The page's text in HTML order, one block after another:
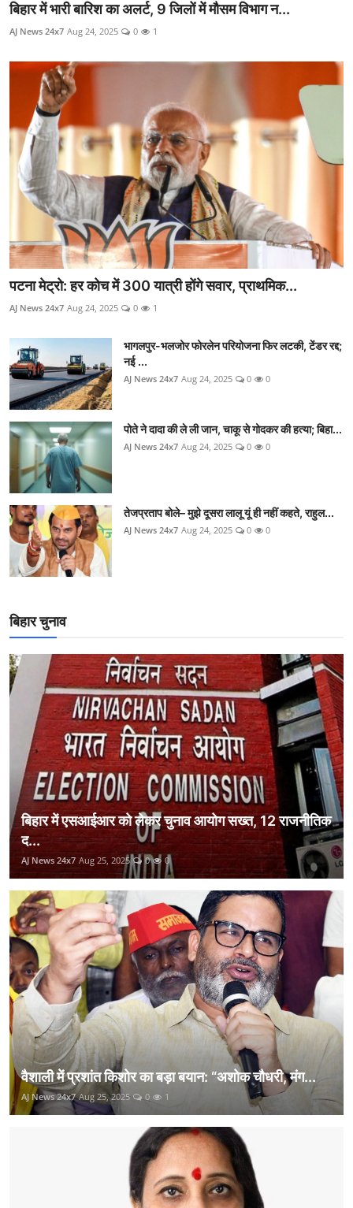
बिहार में भारी बारिश का अलर्ट, 9 जिलों में मौसम विभाग न...
AJ News 24x7 Aug 24, 2025 0 1
पटना मेट्रो: हर कोच में 300 यात्री होंगे सवार, प्राथमिक...
AJ News 24x7 Aug 24, 2025 0 1
भागलपुर-भलजोर फोरलेन परियोजना फिर लटकी, टेंडर रद्द;
नई ...
AJ News 24x7 Aug 24, 2025 0 0
पोते ने दादा की ले ली जान, चाकू से गोदकर की हत्या; बिहा...
AJ News 24x7 Aug 24, 2025 0 0
तेजप्रताप बोले– मुझे दूसरा लालू यूं ही नहीं कहते, राहुल...
AJ News 24x7 Aug 24, 2025 0 0
बिहार चुनाव
बिहार में एसआईआर को लेकर चुनाव आयोग सख्त, 12 राजनीतिक
द...
AJ News 24x7 Aug 25, 2025 0 0
वैशाली में प्रशांत किशोर का बड़ा बयान: “अशोक चौधरी, मंग...
AJ News 24x7 Aug 25, 2025 0 1